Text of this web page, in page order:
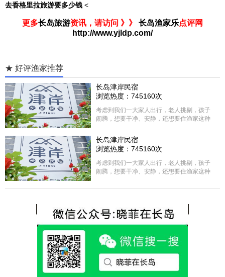
去香格里拉旅游要多少钱 <
更多长岛旅游资讯，请访问 》》 长岛渔家乐点评网
http://www.yjldp.com/
★ 好评渔家推荐
长岛津岸民宿
浏览热度：745160次
考虑到我们一大家人出行，老人挑剔，孩子
闹腾，想要干净、安静，还想要住渔家这种
选择津岸民宿，实际体验客房很干净，饭菜
方面家里老人也很满意，整体饭菜给搭配的
很好，每顿饭也不重样的，海鲜确实是非常
的新鲜呢，另外值得一提的是，他家的海菜
包子非常好吃。 其实长岛可选的酒店、民宿
各不相同，可以根据自己的喜好选择。非常
热情，能根据我提出的需求来安排房间，这
点很好。
长岛津岸民宿
浏览热度：745160次
考虑到我们一大家人出行，老人挑剔，孩子
闹腾，想要干净、安静，还想要住渔家这种
选择津岸民宿，实际体验客房很干净，饭菜
很好，每顿饭也不重样的，海鲜确实是非常
的新鲜呢，另外值得一提的是，他家的海菜
包子非常好吃。 其实长岛可选的酒店、民宿
各不相同，可以根据自己的喜好选择。非常
推荐津岸民宿，关键是老板娘晓菲很细心、
热情，能根据我提出的需求来安排房间，这
点很好。